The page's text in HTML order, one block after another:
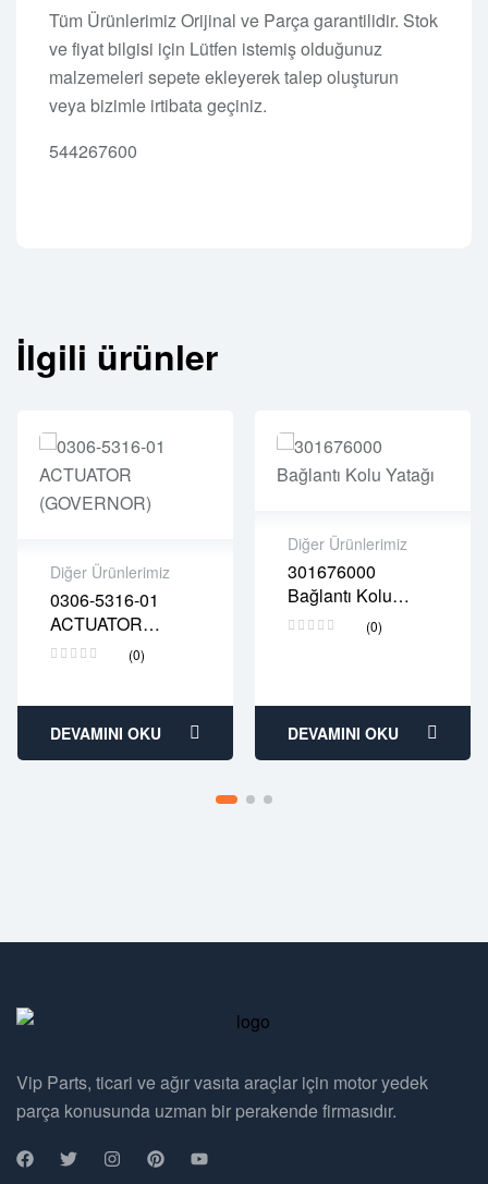
Tüm Ürünlerimiz Orijinal ve Parça garantilidir. Stok
ve fiyat bilgisi için Lütfen istemiş olduğunuz
malzemeleri sepete ekleyerek talep oluşturun
veya bizimle irtibata geçiniz.
544267600
İlgili ürünler
Diğer Ürünlerimiz
0306-5316-01
ACTUATOR
(GOVERNOR)
(0)
2 years warranty
Delivery time: 1-2
business days
DEVAMINI OKU
Diğer Ürünlerimiz
301676000
Bağlantı Kolu
Yatağı
(0)
2 years warranty
Delivery time: 1-2
business days
DEVAMINI OKU
Vip Parts, ticari ve ağır vasıta araçlar için motor yedek
parça konusunda uzman bir perakende firmasıdır.